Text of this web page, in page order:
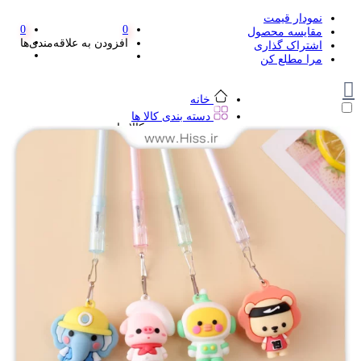
نمودار قیمت
مقایسه محصول
اشتراک گذاری
مرا مطلع کن
0
افزودن به علاقه‌مندی‌ها
0
خانه
دسته بندی کالا ها
دسته بندی کالا ها
لوازم تحریر و هنر
لوازم تحریر و هنر
مداد تراش
اتود و نوک
روان نویس فانتزی
خودکار و خودکار فشاری
ماژیک ها
دفترچه یادداشت
استیکر
استیک نوت
خط کش و گونیا
کیف غذا
کوله پشتی
چسب
کاتر فانتزی
بوک مارک
ماشین حساب